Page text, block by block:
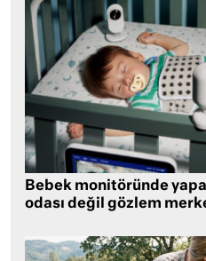
Bebek monitöründe
odası değil gözlem